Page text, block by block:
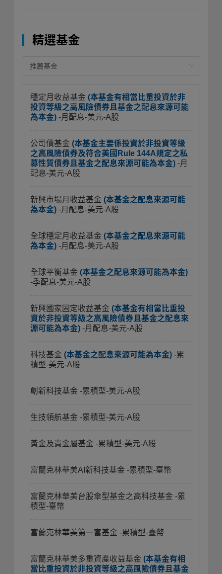
精選基金
穩定月收益基金 (本基金有相當比重投資於非
投資等級之高風險債券且基金之配息來源可能
為本金) -月配息-美元-A股
公司債基金 (本基金主要係投資於非投資等級
之高風險債券及符合美國Rule 144A規定之私
募性質債券且基金之配息來源可能為本金) -月
配息-美元-A股
新興市場月收益基金 (本基金之配息來源可能
為本金) -月配息-美元-A股
全球穩定月收益基金 (本基金之配息來源可能
為本金) -月配息-美元-A股
全球平衡基金 (本基金之配息來源可能為本金)
-季配息-美元-A股
新興國家固定收益基金 (本基金有相當比重投
資於非投資等級之高風險債券且基金之配息來
源可能為本金) -月配息-美元-A股
科技基金 (本基金之配息來源可能為本金) -累
積型-美元-A股
創新科技基金 -累積型-美元-A股
生技領航基金 -累積型-美元-A股
黃金及貴金屬基金 -累積型-美元-A股
富蘭克林華美AI新科技基金 -累積型-臺幣
富蘭克林華美台股傘型基金之高科技基金 -累
積型-臺幣
富蘭克林華美第一富基金 -累積型-臺幣
富蘭克林華美多重資產收益基金 (本基金有相
當比重投資於非投資等級之高風險債券且基金